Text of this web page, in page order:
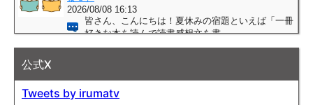
公式X
Tweets by irumatv